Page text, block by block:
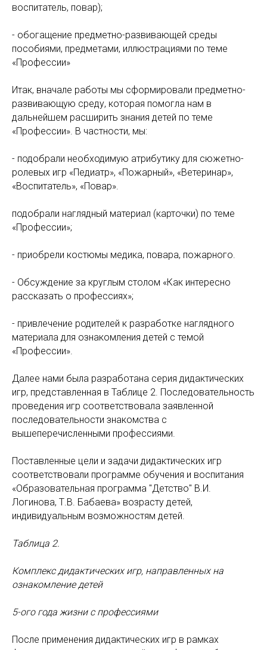
воспитатель, повар);
- обогащение предметно-развивающей среды
пособиями, предметами, иллюстрациями по теме
«Профессии»
Итак, вначале работы мы сформировали предметно-
развивающую среду, которая помогла нам в
дальнейшем расширить знания детей по теме
«Профессии». В частности, мы:
- подобрали необходимую атрибутику для сюжетно-
ролевых игр «Педиатр», «Пожарный», «Ветеринар»,
«Воспитатель», «Повар».
подобрали наглядный материал (карточки) по теме
«Профессии»;
- приобрели костюмы медика, повара, пожарного.
- Обсуждение за круглым столом «Как интересно
рассказать о профессиях»;
- привлечение родителей к разработке наглядного
материала для ознакомления детей с темой
«Профессии».
Далее нами была разработана серия дидактических
игр, представленная в Таблице 2. Последовательность
проведения игр соответствовала заявленной
последовательности знакомства с
вышеперечисленными профессиями.
Поставленные цели и задачи дидактических игр
соответствовали программе обучения и воспитания
«Образовательная программа "Детство" В.И.
Логинова, Т.В. Бабаева» возрасту детей,
индивидуальным возможностям детей.
Таблица 2.
Комплекс дидактических игр, направленных на
ознакомление детей
5-ого года жизни с профессиями
После применения дидактических игр в рамках